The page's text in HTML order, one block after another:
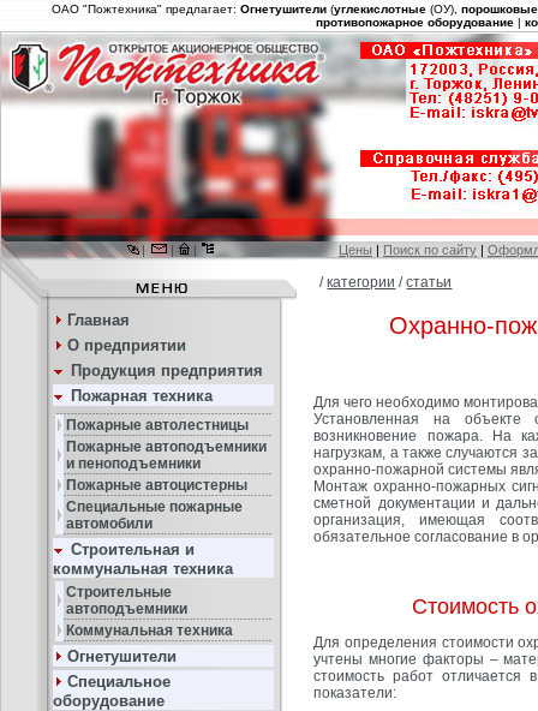
ОАО "Пожтехника" предлагает:Огнетушители (углекислотные (ОУ),порошковые
противопожарное оборудование |
| | | Цены | Поиск по сайту |
Главная
О предприятии
Продукция предприятия
Пожарная техника
Пожарные автолестницы
Пожарные автоподъемники
и пеноподъемники
Пожарные автоцистерны
Специальные пожарные
автомобили
Строительная и
коммунальная техника
Строительные
автоподъемники
Коммунальная техника
Огнетушители
Специальное
оборудование
/категории /статьи
Охранно-
Для чего необходимо
Установленная на объекте
возникновение пожара. На
нагрузкам, а также случаются
охранно-пожарной системы
Монтаж охранно-пожарных
сметной документации и
организация, имеющая
обязательное согласование в
Стоимость
Для определения стоимости
учтены многие факторы –
стоимость работ отличается
показатели: